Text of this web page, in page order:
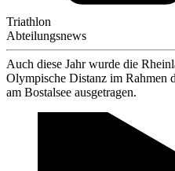
Triathlon
Abteilungsnews
Auch diese Jahr wurde die
Olympische Distanz im Rahmen
am Bostalsee ausgetragen.